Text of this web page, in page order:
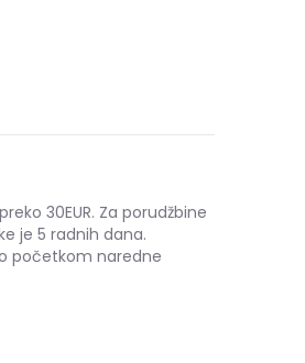
30EUR. Za porudžbine
je 5 radnih dana.
početkom naredne